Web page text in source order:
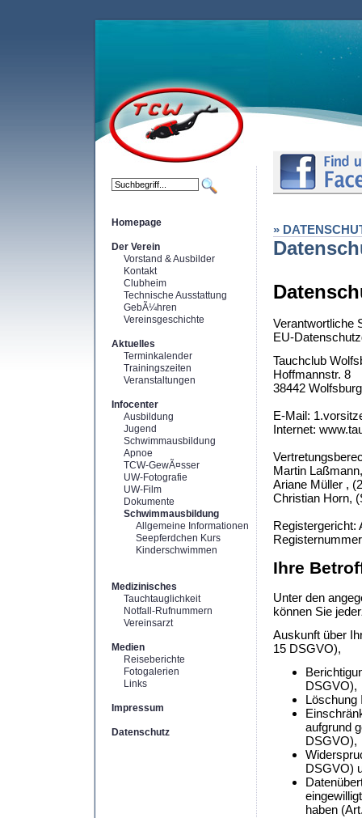
Homepage
Der Verein
Vorstand & Ausbilder
Kontakt
Clubheim
Technische Ausstattung
GebÃ¼hren
Vereinsgeschichte
Aktuelles
Terminkalender
Trainingszeiten
Veranstaltungen
Infocenter
Ausbildung
Jugend
Schwimmausbildung
Apnoe
TCW-GewÃ¤sser
UW-Fotografie
UW-Film
Dokumente
Schwimmausbildung
Allgemeine Informationen
Seepferdchen Kurs
Kinderschwimmen
Medizinisches
Tauchtauglichkeit
Notfall-Rufnummern
Vereinsarzt
Medien
Reiseberichte
Fotogalerien
Links
Impressum
Datenschutz
»
Verantwortliche
EU-
Tauchclub
Hoffmannstr. 8
38442 Wolfsburg
E-Mail:
Internet:
Martin
Ariane Müller ,
Christian Horn,
Registergericht:
Ihre
Unter den
können Sie
Auskunft über
15 DSGVO),
DSGVO),
Löschung
aufgrund
DSGVO),
DSGVO)
haben